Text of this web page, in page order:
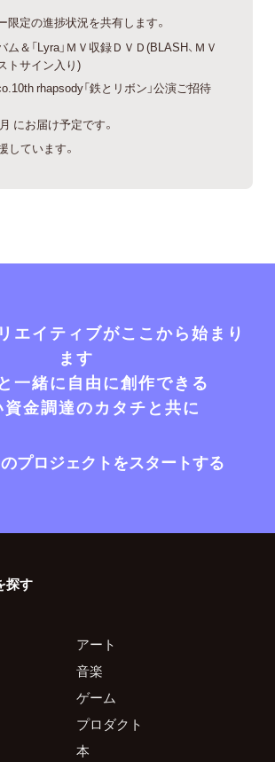
限定の進捗状況を共有します。
ム＆「Lyra」ＭＶ収録ＤＶＤ(BLASH、ＭＶ
トサイン入り)
rhapsody「鉄とリボン」公演ご招待
にお届け予定です。
しています。
エイティブがここから始まり
ます
一緒に自由に創作できる
金調達のカタチと共に
プロジェクトをスタートする
探す
アート
音楽
ゲーム
プロダクト
本